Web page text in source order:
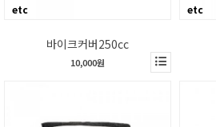
etc
바이크커버250cc
10,000원
etc